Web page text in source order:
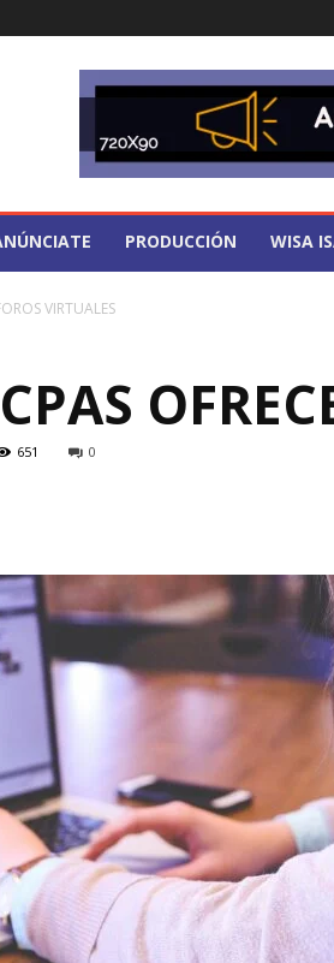
PRODUCCIÓN WISA
VIRTUALES
651 0